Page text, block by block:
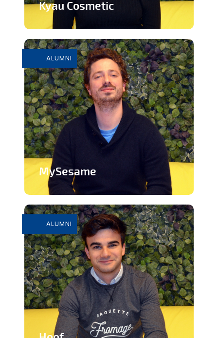
Kyau Cosmetic
naturels
En savoir plus
ALUMNI
MySesame
24h/24h
En savoir plus
ALUMNI